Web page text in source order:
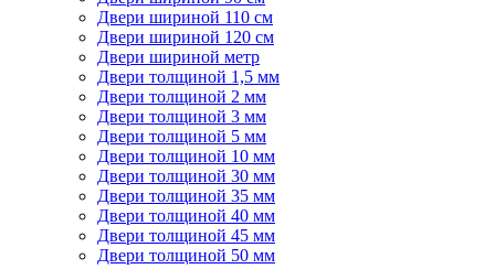
Двери шириной 110 см
Двери шириной 120 см
Двери шириной метр
Двери толщиной 1,5 мм
Двери толщиной 2 мм
Двери толщиной 3 мм
Двери толщиной 5 мм
Двери толщиной 10 мм
Двери толщиной 30 мм
Двери толщиной 35 мм
Двери толщиной 40 мм
Двери толщиной 45 мм
Двери толщиной 50 мм